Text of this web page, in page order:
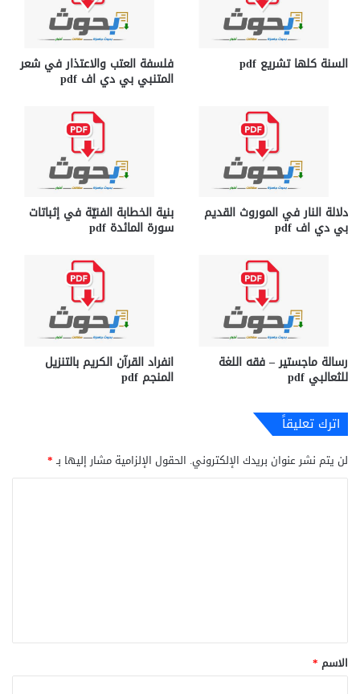
السنة كلها تشريع pdf فلسفة العتب والاعتذار في شعر
المتنبي بي دي اف pdf
دلالة النار في الموروث القديم
بي دي اف pdf
بنية الخطابة الفنيّة في إثباتات
سورة المائدة pdf
رسالة ماجستير – فقه اللغة
للثعالبي pdf
انفراد القرآن الكريم بالتنزيل
المنجم pdf
اترك تعليقاً
لن يتم نشر عنوان بريدك الإلكتروني. الحقول الإلزامية مشار إليها بـ*
*
الاسم *